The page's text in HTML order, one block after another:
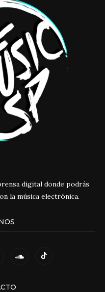
digital donde podrás
la música electrónica.